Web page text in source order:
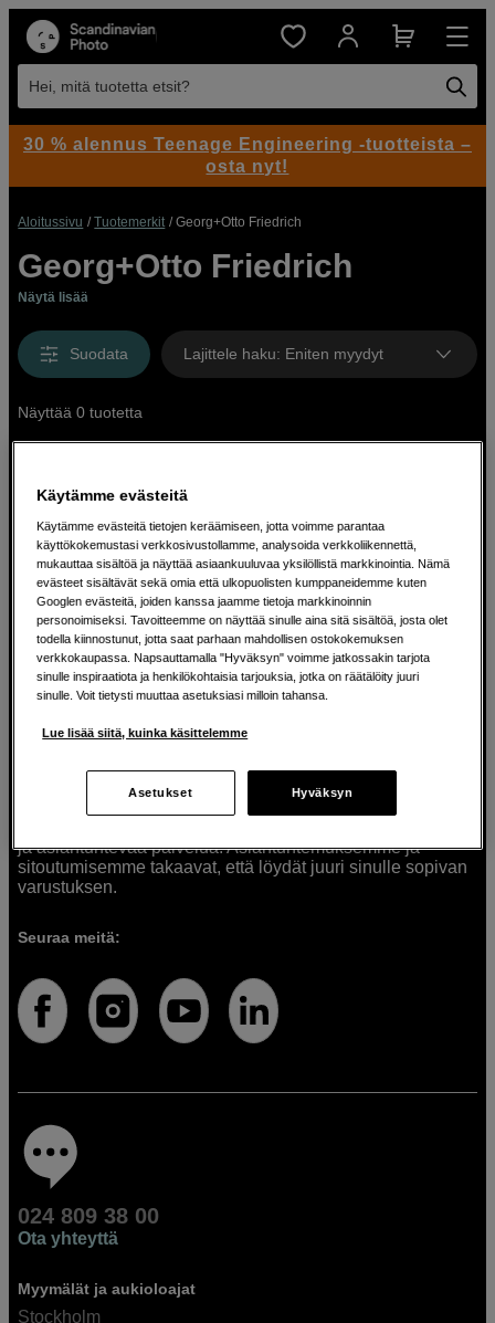
Hei, mitä tuotetta etsit?
Aloitussivu Tuotemerkit Georg+Otto Friedrich
Georg+Otto Friedrich
Näytä lisää
Suodata Lajittele haku: Eniten myydyt
Näyttää 0 tuotetta
Ratkaisuja luoville ihmisille jo vuodesta
1982
Olemme Scandinavian Photolla jo yli 40 vuoden ajan
auttaneet luovia ihmisiä toteuttamaan visioitaan.
Tarjoamme inspiraatiota, asiantuntemusta ja tuotteita
muun muassa valokuvauksen, äänen, videokuvauksen ja
musiikin ja taiteen harrastajia. Oikeilla työkaluilla ideat
muuttuvat todellisuudeksi. Autamme sinua valitsemaan
ja asiantuntevaa palvelua. Asiantuntemuksemme ja
sitoutumisemme takaavat, että löydät juuri sinulle sopivan
varustuksen.
Seuraa meitä:
024 809 38 00
Ota yhteyttä
Myymälät ja aukioloajat
Stockholm
30 % alennus Teenage Engineering -tuotteista –
osta nyt!
Käytämme evästeitä
Käytämme evästeitä tietojen keräämiseen, jotta voimme parantaa
käyttökokemustasi verkkosivustollamme, analysoida verkkoliikennettä,
mukauttaa sisältöä ja näyttää asiaankuuluvaa yksilöllistä markkinointia. Nämä
evästeet sisältävät sekä omia että ulkopuolisten kumppaneidemme kuten
Googlen evästeitä, joiden kanssa jaamme tietoja markkinoinnin
personoimiseksi. Tavoitteemme on näyttää sinulle aina sitä sisältöä, josta olet
todella kiinnostunut, jotta saat parhaan mahdollisen ostokokemuksen
verkkokaupassa. Napsauttamalla "Hyväksyn" voimme jatkossakin tarjota
sinulle inspiraatiota ja henkilökohtaisia tarjouksia, jotka on räätälöity juuri
sinulle. Voit tietysti muuttaa asetuksiasi milloin tahansa.
Lue lisää siitä, kuinka käsittelemme
Asetukset Hyväksyn